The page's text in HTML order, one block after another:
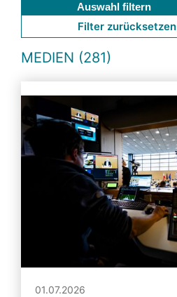
Auswahl filtern
Filter zurücksetzen
MEDIEN (281)
01.07.2026